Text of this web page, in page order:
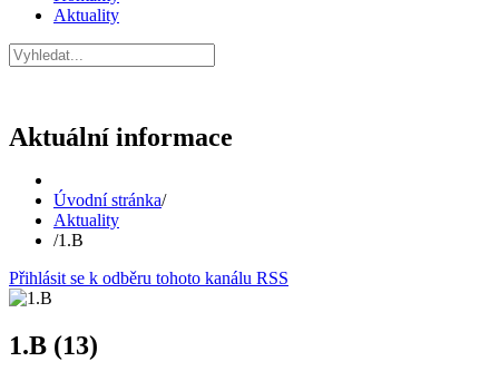
Aktuality
Aktuální informace
Úvodní stránka/
Aktuality
/1.B
Přihlásit se k odběru tohoto kanálu RSS
1.B (13)